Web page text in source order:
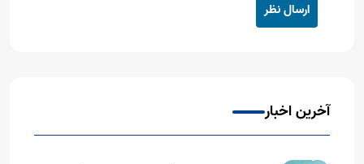
ارسال نظر
آخرین اخبار